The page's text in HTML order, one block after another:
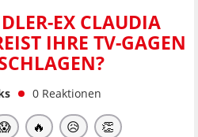
EX CLAUDIA
IHRE TV-GAGEN
0 Reaktionen
🔥 😥 👏